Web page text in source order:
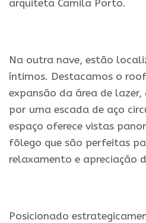
arquiteta Camila Porto.
Na outra nave, estão
íntimos. Destacamos o
expansão da área de lazer,
por uma escada de aço
espaço oferece vistas
fôlego que são perfeitas
relaxamento e apreciação
Posicionado